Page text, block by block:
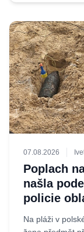
07.08.2026
Poplach
našla
policie
Na pláži v